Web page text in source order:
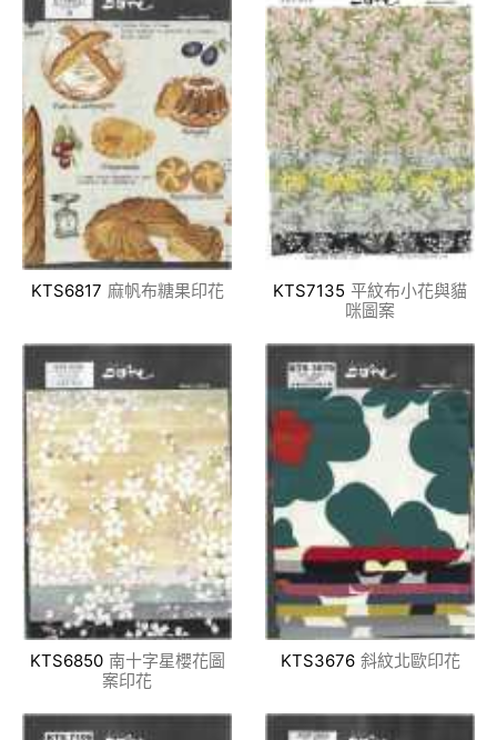
KTS6817 麻帆布糖果印花 KTS7135 平紋布小花與貓
咪圖案
KTS6850 南十字星櫻花圖
案印花
KTS3676 斜紋北歐印花